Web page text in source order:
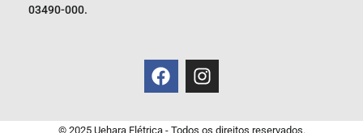
03490-000.
© 2025 Uehara Elétrica - Todos os direitos reservados.